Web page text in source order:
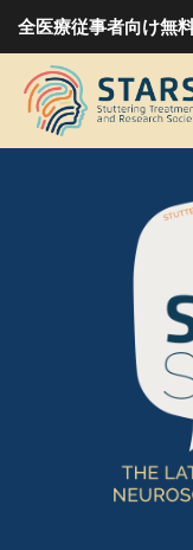
全医療従事者向け無